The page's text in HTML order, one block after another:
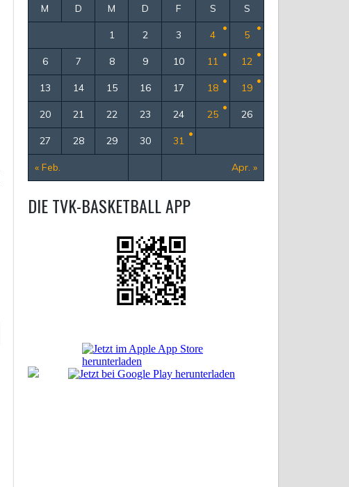
M D M D F S S
« Feb. Apr. »
1 2 3 4 5
6 7 8 9 10 11 12
13 14 15 16 17 18 19
20 21 22 23 24 25 26
27 28 29 30 31
DIE TVK-BASKETBALL APP